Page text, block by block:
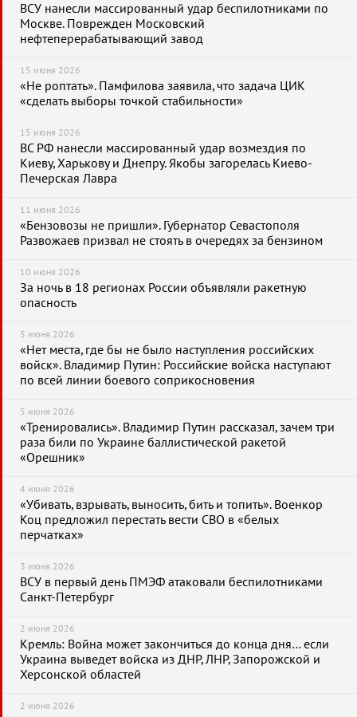
ВСУ нанесли массированный удар беспилотниками по
Москве. Поврежден Московский
нефтеперерабатывающий завод
15 июня 2026
«Не роптать». Памфилова заявила, что задача ЦИК
«сделать выборы точкой стабильности»
15 июня 2026
ВС РФ нанесли массированный удар возмездия по
Киеву, Харькову и Днепру. Якобы загорелась Киево-
Печерская Лавра
11 июня 2026
«Бензовозы не пришли». Губернатор Севастополя
Развожаев призвал не стоять в очередях за бензином
10 июня 2026
За ночь в 18 регионах России объявляли ракетную
опасность
5 июня 2026
«Нет места, где бы не было наступления российских
войск». Владимир Путин: Российские войска наступают
по всей линии боевого соприкосновения
5 июня 2026
«Тренировались». Владимир Путин рассказал, зачем три
раза били по Украине баллистической ракетой
«Орешник»
4 июня 2026
«Убивать, взрывать, выносить, бить и топить». Военкор
Коц предложил перестать вести СВО в «белых
перчатках»
3 июня 2026
ВСУ в первый день ПМЭФ атаковали беспилотниками
Санкт-Петербург
2 июня 2026
Кремль: Война может закончиться до конца дня… если
Украина выведет войска из ДНР, ЛНР, Запорожской и
Херсонской областей
2 июня 2026